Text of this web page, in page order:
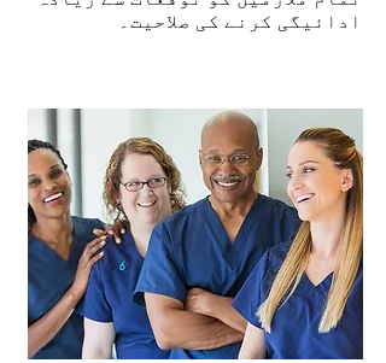
ادائیگی کرنے کی صلاحیت۔